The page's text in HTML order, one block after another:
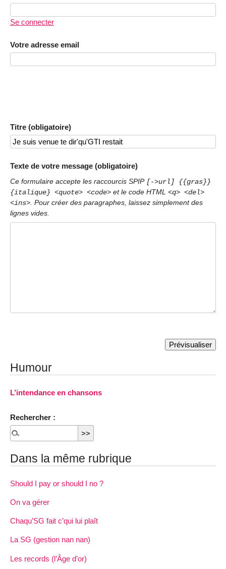
Se connecter
Votre adresse email
Titre (obligatoire)
Texte de votre message (obligatoire)
Ce formulaire accepte les raccourcis SPIP [->url] {{gras}}
{italique} <quote> <code> et le code HTML <q> <del>
<ins>. Pour créer des paragraphes, laissez simplement des
lignes vides.
Humour
L’intendance en chansons
Rechercher :
Dans la même rubrique
Should I pay or should I no ?
On va gérer
Chaqu’SG fait c’qui lui plaît
La SG (gestion nan nan)
Les records (l’Âge d’or)